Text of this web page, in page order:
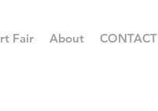
Fair About CONTACT